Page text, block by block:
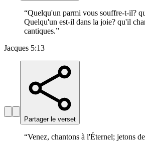
“Quelqu'un parmi vous souffre-t-il?
Quelqu'un est-il dans la joie? qu'il
cantiques.”
Jacques 5:13
Partager le verset
“Venez, chantons à l'Éternel; jetons